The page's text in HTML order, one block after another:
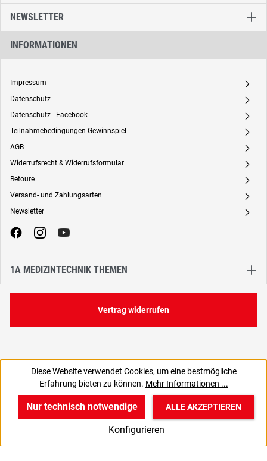
NEWSLETTER
INFORMATIONEN
Impressum A
Datenschutz A
Datenschutz - Facebook A
Teilnahmebedingungen Gewinnspiel A
AGB A
Widerrufsrecht & Widerrufsformular A
Retoure A
Versand- und Zahlungsarten A
Newsletter A
1A MEDIZINTECHNIK THEMEN
Vertrag widerrufen
Diese Website verwendet Cookies, um eine bestmögliche
Erfahrung bieten zu können. Mehr Informationen ...
Nur technisch notwendige
Konfigurieren
ALLE AKZEPTIEREN
v
Produkte
B